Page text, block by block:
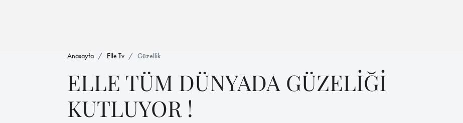
Anasayfa Elle Tv Güzellik
ELLE TÜM DÜNYADA GÜZELİĞİ
KUTLUYOR !